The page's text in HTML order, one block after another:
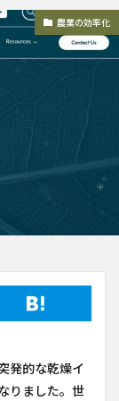
農業の効率化
発的な乾燥イ
りました。世